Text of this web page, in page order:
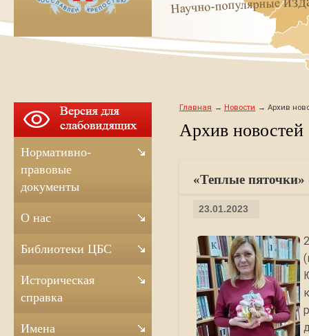
Главная Новости Архив
Архив новостей
«Теплые пяточки»
23.01.2023
Нормативно-
правовые
документы
О нас
Библиотеки ЦБС
Историческая
справка
Имена